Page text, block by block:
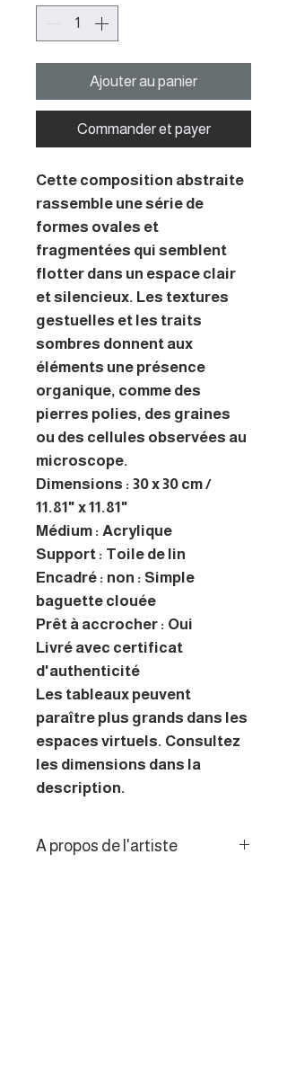
Ajouter au panier
Commander et payer
Cette composition abstraite
rassemble une série de
formes ovales et
fragmentées qui semblent
flotter dans un espace clair
et silencieux. Les textures
gestuelles et les traits
sombres donnent aux
éléments une présence
organique, comme des
pierres polies, des graines
ou des cellules observées au
microscope.
Dimensions : 30 x 30 cm /
11.81" x 11.81"
Médium : Acrylique
Support : Toile de lin
Encadré : non : Simple
baguette clouée
Prêt à accrocher : Oui
Livré avec certificat
d'authenticité
Les tableaux peuvent
paraître plus grands dans les
espaces virtuels. Consultez
les dimensions dans la
description.
A propos de l'artiste